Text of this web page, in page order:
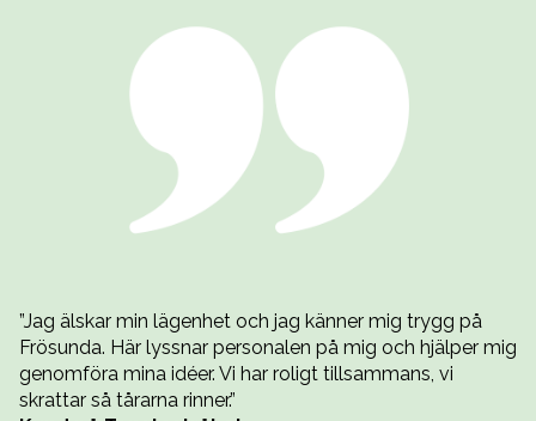
”Jag älskar min lägenhet och jag känner mig trygg på
Frösunda. Här lyssnar personalen på mig och hjälper mig
genomföra mina idéer. Vi har roligt tillsammans, vi
skrattar så tårarna rinner.”